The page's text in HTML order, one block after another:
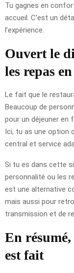
Tu gagnes en
accueil. C’est un
l’expérience.
Ouvert le
les repas
Le fait que le
Beaucoup de
pour un déjeuner en
Ici, tu as une option
central et service
Si tu es dans cette
personnalité ou les
est une alternative
mais aussi pour
transmission et de
En
est fait